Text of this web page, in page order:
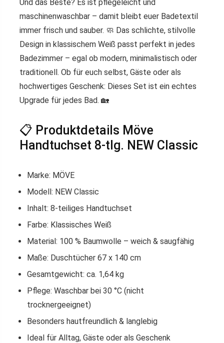
Und das Beste? Es ist pflegeleicht und
maschinenwaschbar – damit bleibt euer Badetextil
immer frisch und sauber. 🧼 Das schlichte, stilvolle
Design in klassischem Weiß passt perfekt in jedes
Badezimmer – egal ob modern, minimalistisch oder
traditionell. Ob für euch selbst, Gäste oder als
hochwertiges Geschenk: Dieses Set ist ein echtes
Upgrade für jedes Bad. 🏡
📋 Produktdetails Möve
Handtuchset 8-tlg. NEW Classic
Marke: MÖVE
Modell: NEW Classic
Inhalt: 8-teiliges Handtuchset
Farbe: Klassisches Weiß
Material: 100 % Baumwolle – weich & saugfähig
Maße: Duschtücher 67 x 140 cm
Gesamtgewicht: ca. 1,64 kg
Pflege: Waschbar bei 30 °C (nicht
trocknergeeignet)
Besonders hautfreundlich & langlebig
Ideal für Alltag, Gäste oder als Geschenk